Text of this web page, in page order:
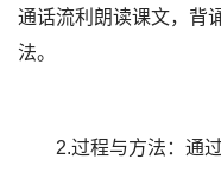
通话流利朗读课文，背
法。
2.过程与方法：通